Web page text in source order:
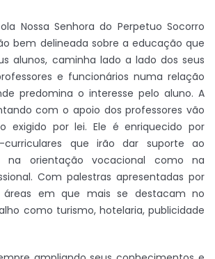
Nossa Senhora do Perpetuo Socorro
bem delineada sobre a educação que
alunos, caminha lado a lado dos seus
e funcionários numa relação
predomina o interesse pelo aluno. A
com o apoio dos professores vão
exigido por lei. Ele é enriquecido por
curriculares que irão dar suporte ao
na orientação vocacional como na
Com palestras apresentadas por
áreas em que mais se destacam no
como turismo, hotelaria, publicidade